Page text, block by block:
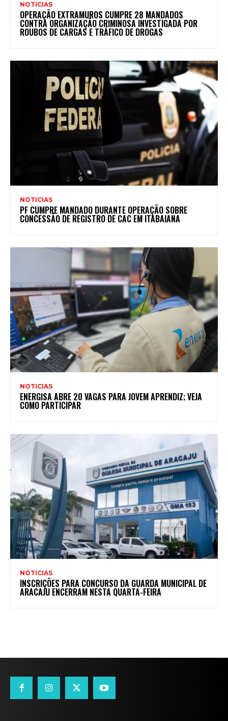
NOTICIAS
OPERAÇÃO EXTRAMUROS CUMPRE 28 MANDADOS
CONTRA ORGANIZAÇÃO CRIMINOSA INVESTIGADA POR
ROUBOS DE CARGAS E TRÁFICO DE DROGAS
NOTICIAS
PF CUMPRE MANDADO DURANTE OPERAÇÃO SOBRE
CONCESSÃO DE REGISTRO DE CAC EM ITABAIANA
NOTICIAS
ENERGISA ABRE 20 VAGAS PARA JOVEM APRENDIZ; VEJA
COMO PARTICIPAR
NOTICIAS
INSCRIÇÕES PARA CONCURSO DA GUARDA MUNICIPAL DE
ARACAJU ENCERRAM NESTA QUARTA-FEIRA